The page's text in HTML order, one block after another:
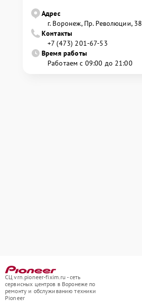
Адрес
г. Воронеж, Пр. Революции, 38
Контакты
+7 (473) 201-67-53
Время работы
Работаем с 09:00 до 21:00
СЦ vrn.pioneer-fixim.ru - сеть
сервисных центров в Воронеже по
ремонту и обслуживанию техники
Pioneer